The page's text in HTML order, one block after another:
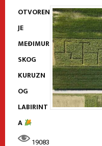
OTVOREN
JE
MEĐIMUR
SKOG
KURUZN
OG
LABIRINT
A
19083